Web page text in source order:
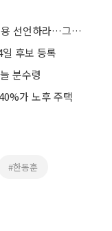
국민의힘 "李, 죄 없다면 당당히 재판 수용 선언하라…그게 국민 신뢰받는 길"
후보 등록
분수령
가 노후 주택
#한동훈